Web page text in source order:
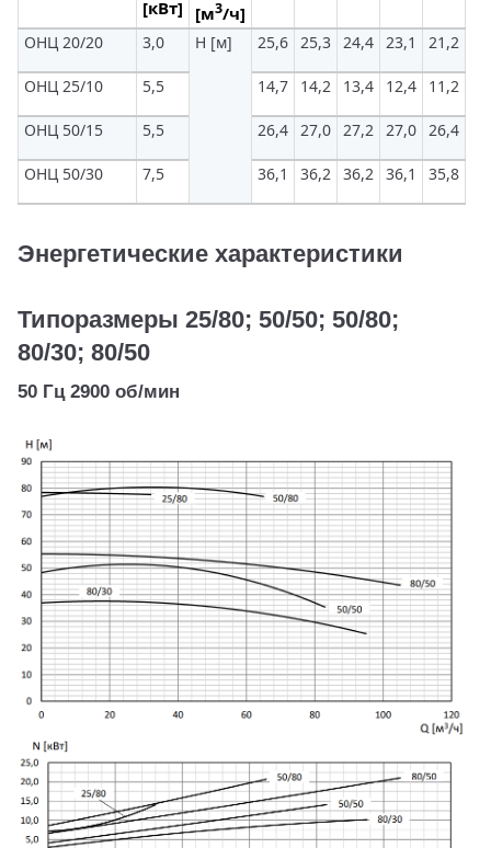
[кВт]
[м3/ч]
ОНЦ 20/20 3,0 H [м] 25,6 25,3 24,4 23,1 21,2
ОНЦ 25/10 5,5 14,7 14,2 13,4 12,4 11,2
ОНЦ 50/15 5,5 26,4 27,0 27,2 27,0 26,4
ОНЦ 50/30 7,5 36,1 36,2 36,2 36,1 35,8
Энергетические характеристики
Типоразмеры 25/80; 50/50; 50/80;
80/30; 80/50
50 Гц 2900 об/мин